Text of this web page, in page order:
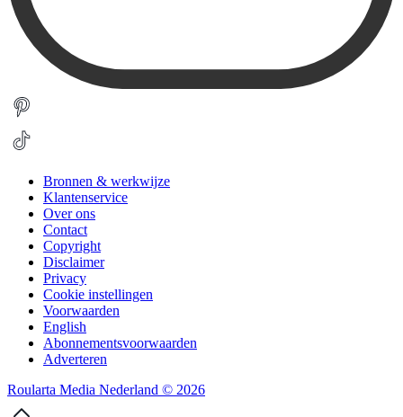
Bronnen & werkwijze
Klantenservice
Over ons
Contact
Copyright
Disclaimer
Privacy
Cookie instellingen
Voorwaarden
English
Abonnementsvoorwaarden
Adverteren
Roularta Media Nederland © 2026